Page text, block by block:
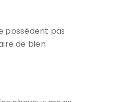
possèdent pas
de bien